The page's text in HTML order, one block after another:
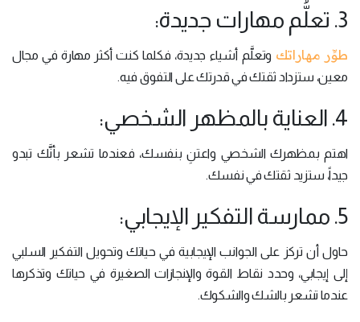
3. تعلُّم مهارات جديدة:
طوِّر مهاراتك وتعلَّم أشياء جديدة، فكلما كنت أكثر مهارة في مجال
معين، ستزداد ثقتك في قدرتك على التفوق فيه.
4. العناية بالمظهر الشخصي:
اهتم بمظهرك الشخصي واعتنِ بنفسك، فعندما تشعر بأنَّك تبدو
جيداً، ستزيد ثقتك في نفسك.
5. ممارسة التفكير الإيجابي:
حاول أن تركز على الجوانب الإيجابية في حياتك وتحويل التفكير السلبي
إلى إيجابي، وحدد نقاط القوة والإنجازات الصغيرة في حياتك وتذكرها
عندما تشعر بالشك والشكوك.